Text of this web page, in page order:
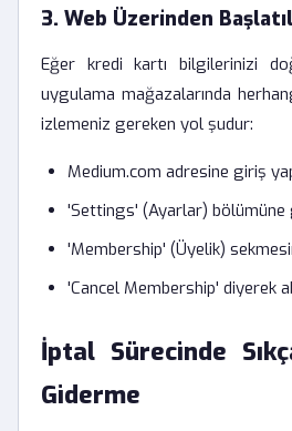
3. Web Üzerinden
Eğer kredi kartı bilgilerinizi
uygulama mağazalarında
izlemeniz gereken yol şudur:
Medium.com adresine giriş
'Settings' (Ayarlar) bölümüne
'Membership' (Üyelik)
'Cancel Membership' diyerek
İptal Sürecinde
Giderme